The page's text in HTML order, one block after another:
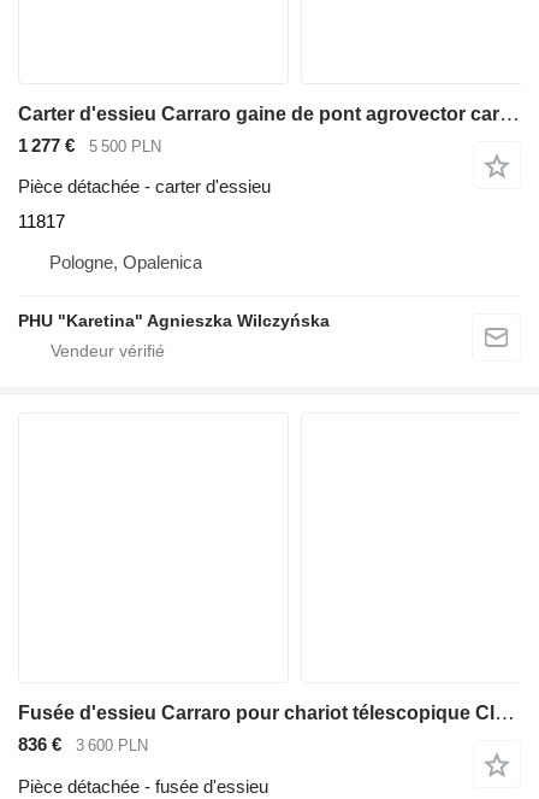
Carter d'essieu Carraro gaine de pont agrovector carraro 11817 pour chariot télescopique Deutz-Fahr Agrovector
1 277 € 5 500 PLN
Pièce détachée - carter d'essieu
11817
Pologne, Opalenica
PHU "Karetina" Agnieszka Wilczyńska
Fusée d'essieu Carraro pour chariot télescopique Claas Scorpion
836 € 3 600 PLN
Pièce détachée - fusée d'essieu